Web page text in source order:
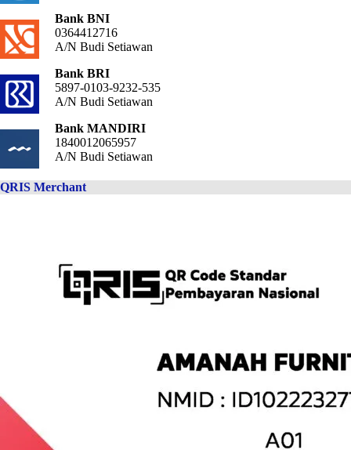
Bank BNI
0364412716
A/N Budi Setiawan
Bank BRI
5897-0103-9232-535
A/N Budi Setiawan
Bank MANDIRI
1840012065957
A/N Budi Setiawan
QRIS Merchant